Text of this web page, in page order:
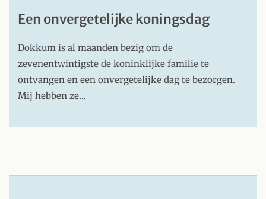
Een onvergetelijke koningsdag
Dokkum is al maanden bezig om de
zevenentwintigste de koninklijke familie te
ontvangen en een onvergetelijke dag te bezorgen.
Mij hebben ze…